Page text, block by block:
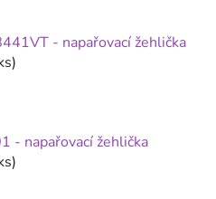
- napařovací žehlička
- napařovací žehlička